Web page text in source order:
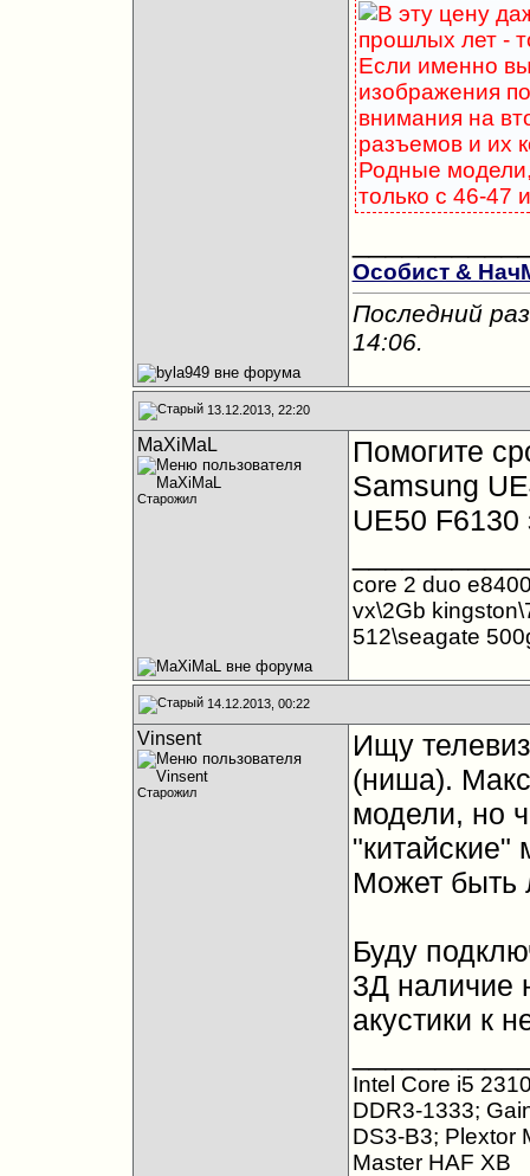
В эту цену
прошлых лет -
Если именно
изображения
внимания на
разъемов и их
Родные
только с 46-47
Особист &
Последний
14:06.
13.12.2013, 22:20
MaXiMaL
Старожил
Помогите
Samsung
UE50 F6130
core 2 duo
vx\2Gb
512\seagate
14.12.2013, 00:22
Vinsent
Старожил
Ищу
(ниша).
модели, но
"китайские"
Может быть
Буду
3Д наличие
акустики к
Intel Core i5
DDR3-1333;
DS3-B3; Plextor
Master HAF XB